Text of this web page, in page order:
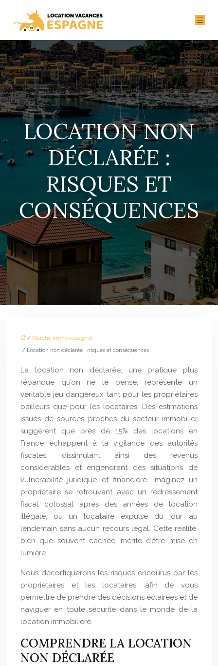
LOCATION NON
DÉCLARÉE :
RISQUES ET
CONSÉQUENCES
/ Marché immo espagnol
/ Location non déclarée : risques et conséquences
La location non déclarée, une pratique plus
répandue qu’on ne le pense, représente un
véritable jeu dangereux tant pour les propriétaires
bailleurs que pour les locataires. Des estimations
issues de sources proches du secteur immobilier
suggèrent que près de 15% des locations en
France échappent à la vigilance des autorités
fiscales, dissimulant ainsi des revenus
considérables et engendrant des situations de
vulnérabilité juridique et financière. Imaginez un
propriétaire se retrouvant avec un redressement
fiscal colossal après des années de location
illégale, ou un locataire expulsé du jour au
lendemain sans aucun recours légal. Cette réalité,
bien que souvent cachée, mérite d’être mise en
lumière.
Nous décortiquerons les risques encourus par les
propriétaires et les locataires, afin de vous
permettre de prendre des décisions éclairées et de
naviguer en toute sécurité dans le monde de la
location immobilière.
COMPRENDRE LA LOCATION
NON DÉCLARÉE